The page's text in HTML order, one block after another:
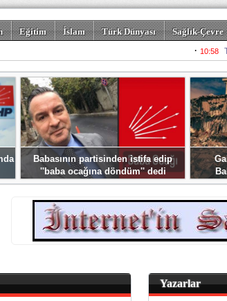
Eğitim İslam Türk Dünyası Sağlık-Çevre
Babasının partisinden istifa edip
''baba ocağına döndüm'' dedi
Yazarlar